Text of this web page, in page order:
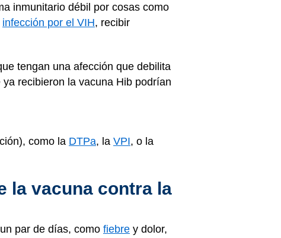
inmunitario débil por cosas como
infección por el VIH, recibir
tengan una afección que debilita
recibieron la vacuna Hib podrían
como la DTPa, la VPI, o la
la vacuna contra la
par de días, como fiebre y dolor,